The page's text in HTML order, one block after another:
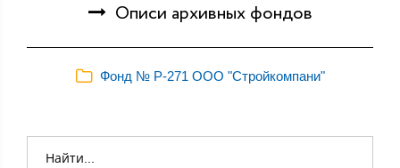
Описи архивных фондов
Фонд № Р-271 ООО "Стройкомпани"